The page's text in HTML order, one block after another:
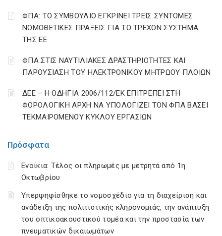
Πρόσφατα
Ενοίκια: Τέλος οι πληρωμές με μετρητά από 1η
Οκτωβρίου
Υπερψηφίσθηκε το νομοσχέδιο για τη διαχείριση και
ανάδειξη της πολιτιστικής κληρονομιάς, την ανάπτυξη
του οπτικοακουστικού τομέα και την προστασία των
πνευματικών δικαιωμάτων
ΦΠΑ: ΤΟ ΣΥΜΒΟΥΛΙΟ ΕΓΚΡΙΝΕΙ ΤΡΕΙΣ ΣΥΝΤΟΜΕΣ
ΝΟΜΟΘΕΤΙΚΕΣ ΠΡΑΞΕΙΣ ΓΙΑ ΤΟ ΤΡΕΧΟΝ ΣΥΣΤΗΜΑ
ΤΗΣ ΕΕ
ΦΠΑ ΣΤΙΣ ΝΑΥΤΙΛΙΑΚΕΣ ΔΡΑΣΤΗΡΙΟΤΗΤΕΣ ΚΑΙ
ΠΑΡΟΥΣΙΑΣΗ ΤΟΥ ΗΛΕΚΤΡΟΝΙΚΟΥ ΜΗΤΡΩΟΥ ΠΛΟΙΩΝ
ΔΕΕ – Η ΟΔΗΓΙΑ 2006/112/ΕΚ ΕΠΙΤΡΕΠΕΙ ΣΤΗ
ΦΟΡΟΛΟΓΙΚΗ ΑΡΧΗ ΝΑ ΥΠΟΛΟΓΙΖΕΙ ΤΟΝ ΦΠΑ ΒΑΣΕΙ
ΤΕΚΜΑΙΡΟΜΕΝΟΥ ΚΥΚΛΟΥ ΕΡΓΑΣΙΩΝ